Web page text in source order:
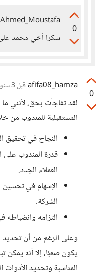
0
Ahmed_Moustafa
شكرا أخي محمد
0
afifa08_hamza قبل 3 سنوات
لقد تفاجأت بحق، لأنني
المستقبلية للمندوب من
النجاح في تحقيق
قدرة المندوب على
العملاء الجدد.
الإسهام في تحسين
الشركة.
التزامه وانضباطه
وعلى الرغم من أن تحديد
يكون صعبًا، إلا أنه يمكن
المناسبة وتحديد الأدوات